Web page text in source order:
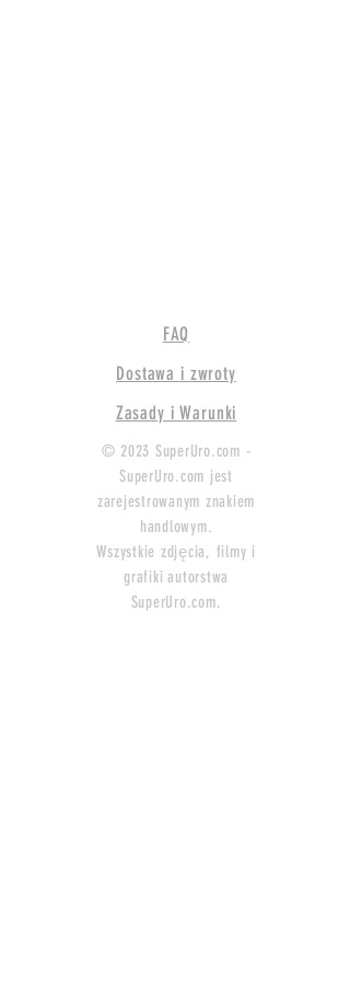
FAQ
Dostawa i zwroty
Zasady i Warunki
© 2023 SuperUro.com -
SuperUro.com jest
zarejestrowanym znakiem
handlowym.
Wszystkie zdjęcia, filmy i
grafiki autorstwa
SuperUro.com.